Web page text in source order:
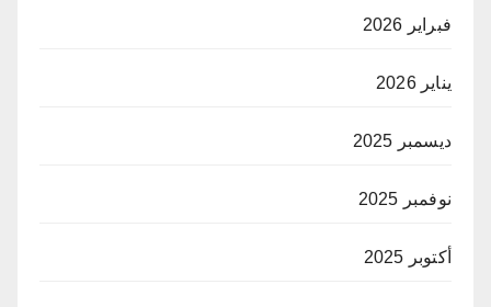
فبراير 2026
يناير 2026
ديسمبر 2025
نوفمبر 2025
أكتوبر 2025